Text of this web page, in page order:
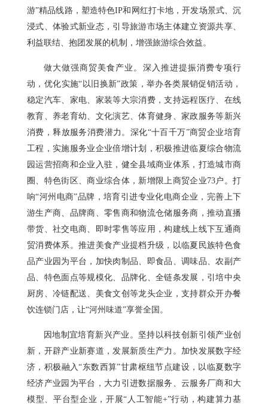
游”精品线路，塑造特色IP和网红打卡地，开发场景式、沉
浸式、体验式新业态，引导旅游市场主体建立资源共享、
利益联结、抱团发展的机制，增强旅游综合效益。
做大做强商贸美食产业。深入推进提振消费专项行
动，优化实施“以旧换新”政策，举办各类展销促销活动，
稳定汽车、家电、家装等大宗消费，支持远程医疗、在线
教育、养老育幼、文化演艺、体育健身、家政服务等新兴
消费，释放服务消费潜力。深化“十百千万”商贸企业培育
工程，实施服务业企业倍增计划，积极推进临夏综合物流
园运营招商和企业入驻，健全县域商业体系，打造城市商
圈、特色街区、商业综合体，新增限上商贸企业73户。打
响“河州电商”品牌，培育引进专业化电商企业，完善上下
游生产商、品牌商、零售商和物流仓储服务商，推动直播
带货、社交电商、即时零售等应用，构建线上线下互通商
贸消费体系。推进美食产业提档升级，以临夏民族特色食
品产业园为平台，加快肉制品、即食品、调味品、农副产
品、特色面点等规模化、品牌化、全链条发展，引培中央
厨房、冷链配送、美食文创等龙头企业，支持群众开办餐
饮连锁门店，让“河州味道”享誉全国。
因地制宜培育新兴产业。坚持以科技创新引领产业创
新，开辟产业新赛道，发展新质生产力。加快发展数字经
济，积极融入“东数西算”甘肃枢纽节点建设，以临夏数字
经济产业园为平台，大力引进数据服务、云服务厂商和大
模型、平台型企业，开展“人工智能+”行动，构建算力基